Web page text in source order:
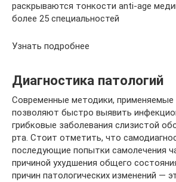
раскрываются тонкости anti-age
более 25 специальностей
Узнать подробнее
Диагностика патологий
Современные методики, применяемые
позволяют быстро выявить
грибковые заболевания слизистой
рта. Стоит отметить, что
последующие попытки самолечения
причиной ухудшения общего
причин патологических изменений —